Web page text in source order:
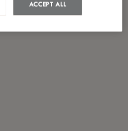
ACCEPT ALL